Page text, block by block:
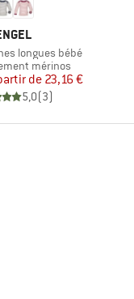
longues bébé
mérinos
Prix
Prix réduit
de 23,16 €
5,0(3)